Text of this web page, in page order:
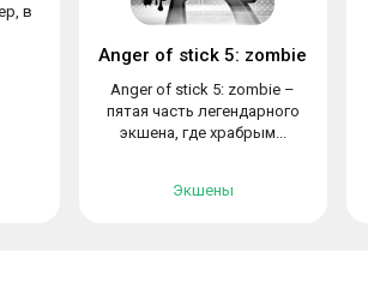
в
Anger of stick 5: zombie
Anger of stick 5: zombie –
пятая часть легендарного
экшена, где храбрым...
Экшены